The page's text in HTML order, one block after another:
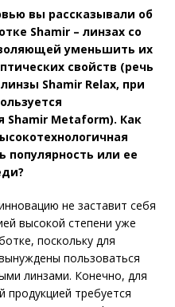
вы рассказывали об
Shamir – линзах со
уменьшить их
свойств (речь
Shamir Relax, при
Shamir Metaform). Как
популярность или ее
не заставит себя
высокой степени уже
поскольку для
пользоваться
линзами. Конечно, для
требуется